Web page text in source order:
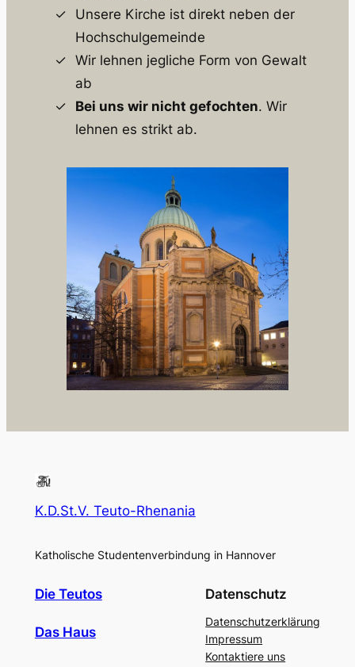
Unsere Kirche ist direkt neben der
Hochschulgemeinde
Wir lehnen jegliche Form von Gewalt
ab
Bei uns wir nicht gefochten. Wir
lehnen es strikt ab.
K.D.St.V. Teuto-Rhenania
Katholische Studentenverbindung in Hannover
Die Teutos
Das Haus
Datenschutz
Datenschutzerklärung
Impressum
Kontaktiere uns